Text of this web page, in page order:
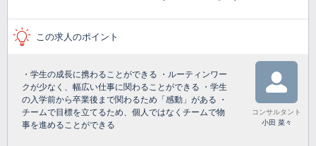
この求人のポイント
・学生の成長に携わることができる ・ルーティンワー
クが少なく、幅広い仕事に関わることができる ・学生
の入学前から卒業後まで関わるため「感動」がある ・
チームで目標を立てるため、個人ではなくチームで物
事を進めることができる
コンサルタント
小田 菜々